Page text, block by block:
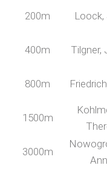
200m Loock,
400m Tilgner,
800m
1500m
3000m